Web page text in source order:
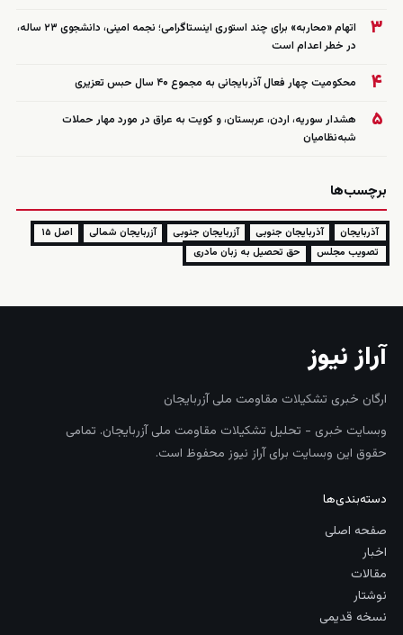
۳
اتهام «محاربه» برای چند استوری اینستاگرامی؛ نجمه امینی، دانشجوی ۲۳ ساله،
در خطر اعدام است
۴ محکومیت چهار فعال آذربایجانی به مجموع ۴۰ سال حبس تعزیری
۵
هشدار سوریه، اردن، عربستان، و کویت به عراق در مورد مهار حملات
شبه‌نظامیان
برچسب‌ها
آذربایجان آذربایجان جنوبی آزربایجان جنوبی آزربایجان شمالی
اصل ۱۵
تصویب مجلس
حق تحصیل به زبان مادری
آراز نیوز
ارگان خبری تشکیلات مقاومت ملی آزربایجان
وبسایت خبری - تحلیل تشکیلات مقاومت ملی آزربایجان. تمامی
حقوق این وبسایت برای آراز نیوز محفوظ است.
دسته‌بندی‌ها
صفحه اصلی
اخبار
مقالات
نوشتار
نسخه قدیمی